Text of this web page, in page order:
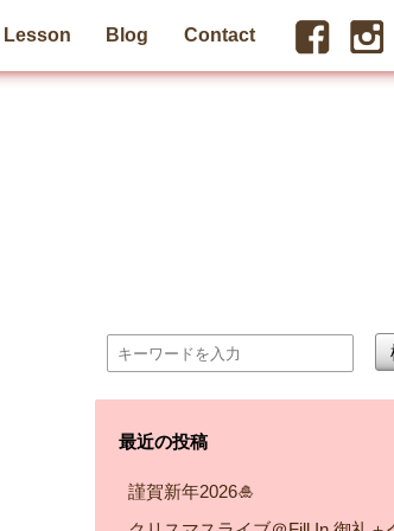
Lesson Blog Contact
最近の投稿
謹賀新年2026🎍